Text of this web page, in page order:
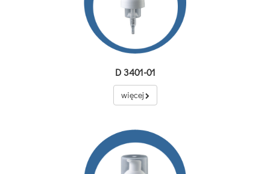
D 3401-01
więcej